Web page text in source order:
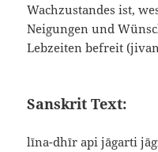
Wachzustandes ist,
Neigungen und
Lebzeiten befreit
Sanskrit Text:
līna-dhīr api jāgarti